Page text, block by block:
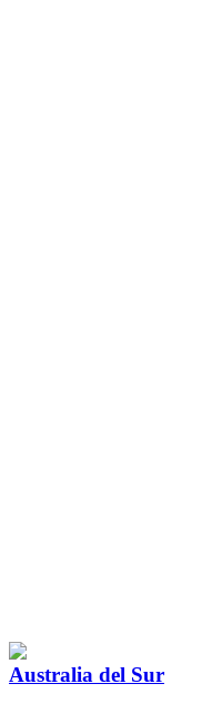
Australia del Sur